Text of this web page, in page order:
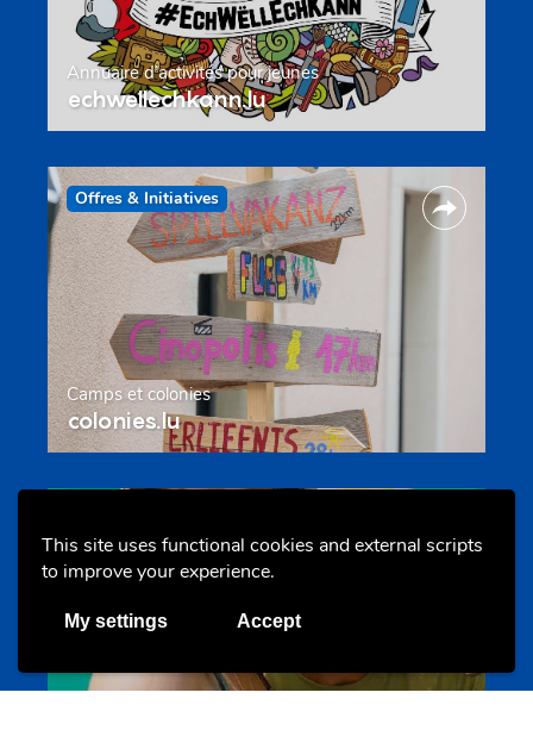
This site uses functional cookies and external scripts
to improve your experience.
My settings Accept
Annuaire d’activités pour jeunes
echwellechkann.lu
Offres & Initiatives
Camps et colonies
colonies.lu